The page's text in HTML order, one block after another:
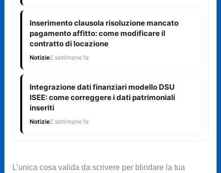
Inserimento clausola risoluzione mancato
pagamento affitto: come modificare il
contratto di locazione
Notizie2 settimane fa
Integrazione dati finanziari modello DSU
ISEE: come correggere i dati patrimoniali
inseriti
Notizie2 settimane fa
L’unica cosa valida da scrivere per blindare la tua